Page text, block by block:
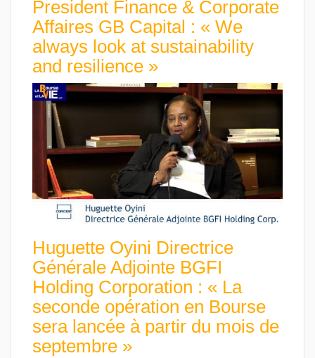
President Finance & Corporate
Affaires GB Capital : « We
always look at sustainability
and resilience »
Huguette Oyini Directrice
Générale Adjointe BGFI
Holding Corporation : « La
seconde opération en Bourse
sera lancée à partir du mois de
septembre »